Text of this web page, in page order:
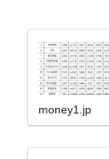
money1.jp